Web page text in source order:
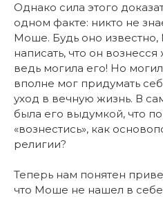
Однако сила этого
одном факте: никто не
Моше. Будь оно
написать, что он
ведь могила его! Но
вполне мог придумать
уход в вечную жизнь. В
была его выдумкой, что
«вознестись», как
религии?
Теперь нам понятен
что Моше не нашел в себе